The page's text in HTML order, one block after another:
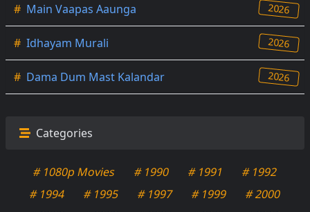
# Main Vaapas Aaunga 2026
# Idhayam Murali 2026
# Dama Dum Mast Kalandar 2026
Categories
# 1080p Movies # 1990 # 1991
# 1992
# 1994
# 1995 # 1997 # 1999
# 2000